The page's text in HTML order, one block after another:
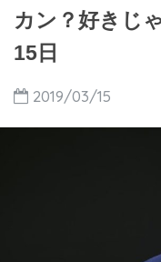
カン？好きじ
15日
2019/03/15